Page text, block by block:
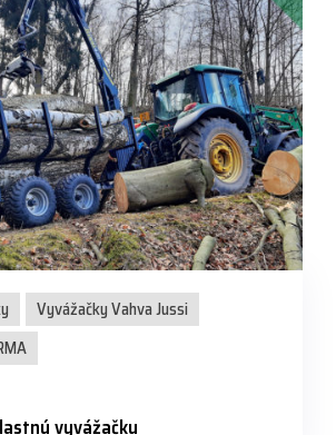
Vyvážačky Vahva Jussi
vyvážačku